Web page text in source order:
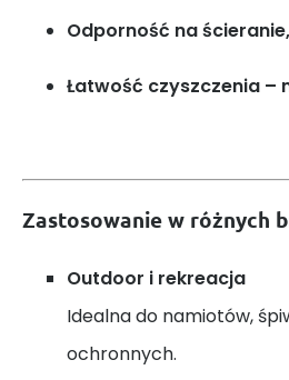
Odporność na
Łatwość czyszczenia –
Zastosowanie w różnych
Outdoor i rekreacja
Idealna do namiotów,
ochronnych.